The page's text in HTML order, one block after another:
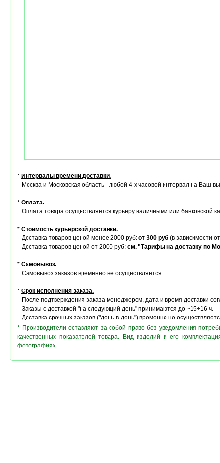
* Интервалы времени доставки.
Москва и Московская область - любой 4-х часовой интервал на Ваш
* Оплата.
Оплата товара осуществляется курьеру наличными или банковской
* Стоимость курьерской доставки.
Доставка товаров ценой менее 2000 руб: от 300 руб (в зависимости
Доставка товаров ценой от 2000 руб: см. "Тарифы на доставку по
* Самовывоз.
Самовывоз заказов временно не осуществляется.
* Срок исполнения заказа.
После подтверждения заказа менеджером, дата и время доставки
Заказы с доставкой "на следующий день" принимаются до ~15÷16 ч.
Доставка срочных заказов ("день-в-день") временно не
* Производители оставляют за собой право без уведомления
качественных показателей товара. Вид изделий и его
фотографиях.